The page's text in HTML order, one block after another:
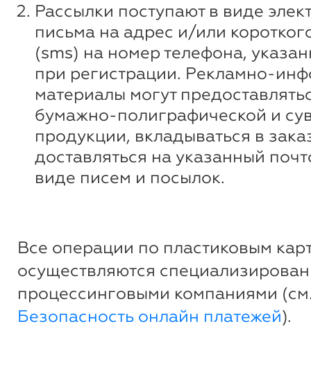
Рассылки поступают в виде
письма на адрес и/или
(sms) на номер телефона,
при регистрации. Рекламно-
материалы могут
бумажно-полиграфической и
продукции, вкладываться в
доставляться на указанный
виде писем и посылок.
Все операции по пластиковым
осуществляются
процессинговыми компаниями
Безопасность онлайн платежей).